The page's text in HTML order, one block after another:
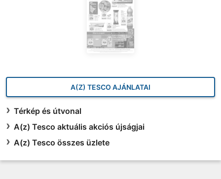
A(Z) TESCO AJÁNLATAI
Térkép és útvonal
A(z) Tesco aktuális akciós újságjai
A(z) Tesco összes üzlete